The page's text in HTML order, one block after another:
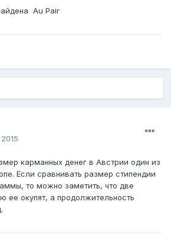
Au Pair
карманных денег в Австрии один из
Если сравнивать размер стипендии
то можно заметить, что две
ее окупят, а продолжительность